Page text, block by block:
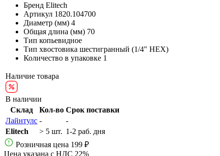
Бренд Elitech
Артикул 1820.104700
Диаметр (мм) 4
Общая длина (мм) 70
Тип копьевидное
Тип хвостовика шестигранный (1/4" HEX)
Количество в упаковке 1
Наличие товара
В наличии
Склад
Кол-во Срок поставки
Лайнтулс -
-
Elitech
> 5 шт. 1-2 раб. дня
Розничная цена 199 ₽
Цена указана с НДС 22%